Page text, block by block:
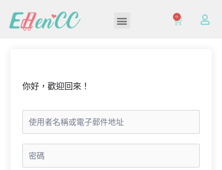
0
你好，歡迎回來！